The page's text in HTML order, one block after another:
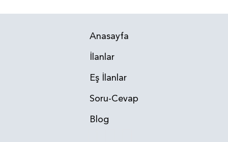
Anasayfa
İlanlar
Eş İlanlar
Soru-Cevap
Blog